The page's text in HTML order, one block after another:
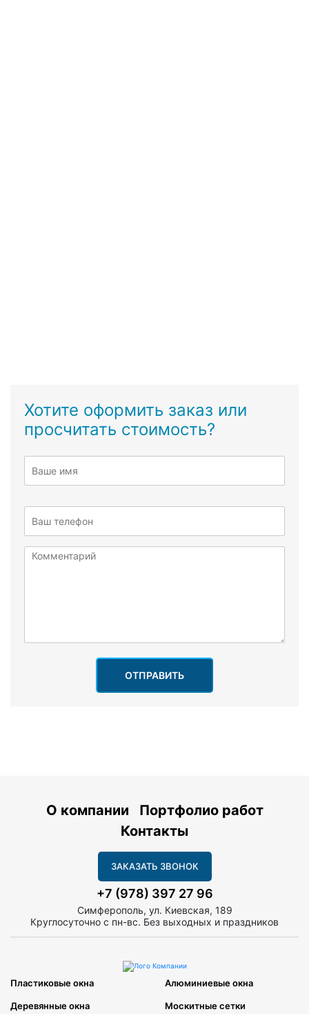
Хотите оформить заказ или
просчитать стоимость?
ОТПРАВИТЬ
О компании
Портфолио работ
Контакты
ЗАКАЗАТЬ ЗВОНОК
+7 (978) 397 27 96
Симферополь, ул. Киевская, 189
Круглосуточно с пн-вс. Без выходных и праздников
Пластиковые окна Алюминиевые окна
Деревянные окна Москитные сетки